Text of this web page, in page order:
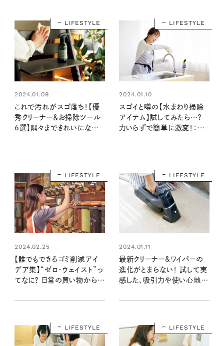
LIFESTYLE
2024.01.09
これで汚れがスゴ落ち！【優
秀クリーナー＆お掃除ツール
6選】隅々まできれいになる目
大賞2023
LIFESTYLE
2024.01.10
スゴイと噂の【水まわり掃除
アイテム】試してみたら…？
力いらずで簡単に激変！：暮
LIFESTYLE
2024.02.25
【誰でもできるゴミ削減アイ
デア集】“ゼロ・ウェイスト”っ
てなに？ 日常の買い物から見
LIFESTYLE
2024.01.11
最新クリーナー&ワイパーの
進化がとまらない！ 試して実
感した、吸引力や使い心地
2023】
LIFESTYLE LIFESTYLE